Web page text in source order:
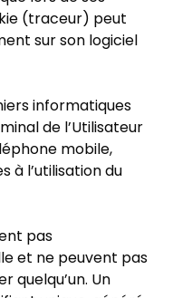
(traceur) peut
sur son logiciel
informatiques
de l’Utilisateur
mobile,
à l’utilisation du
pas
et ne peuvent pas
quelqu’un. Un